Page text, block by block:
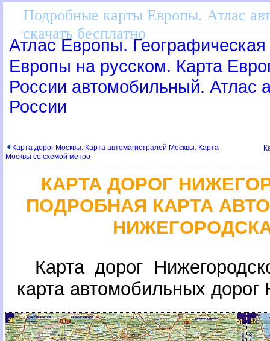
Подробные карты Европы. Атлас
скачать бесплатно
Атлас Европы. Географическая
Европы на русском. Карта
России автомобильный. Атлас
России
Карта дорог Москвы. Карта автомагистралей Москвы. Карта
Москвы со схемой метро
КАРТА ДОРОГ
ПОДРОБНАЯ КАРТА
Карта дорог
карта автомобильных дорог